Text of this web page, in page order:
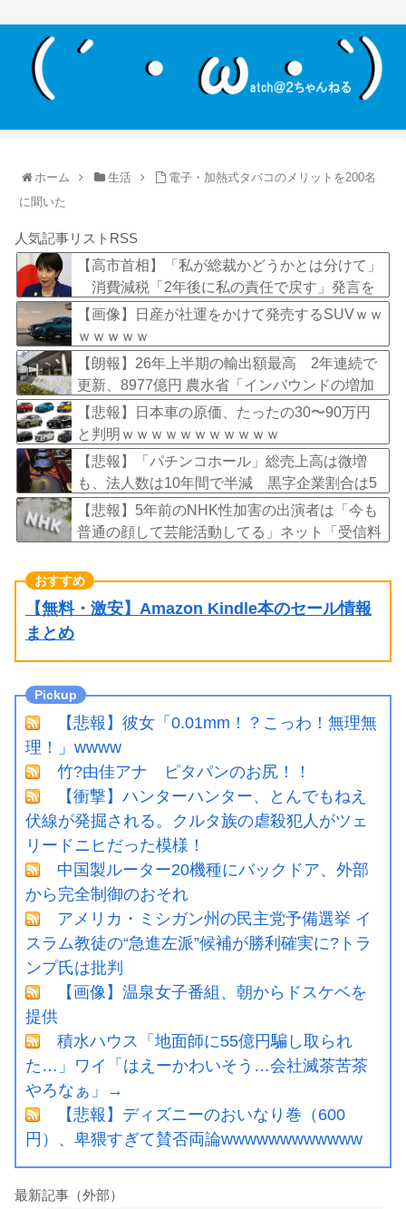
ホーム 生活
電子・加熱式タバコのメリットを200名
に聞いた
人気記事リストRSS
【高市首相】「私が総裁かどうかとは分けて」
消費減税「2年後に私の責任で戻す」発言を
説明
【画像】日産が社運をかけて発売するSUVｗｗ
ｗｗｗｗｗ
【朗報】26年上半期の輸出額最高 2年連続で
更新、8977億円 農水省「インバウンドの増加
に伴い、日本食の認知度が向上」
【悲報】日本車の原価、たったの30〜90万円
と判明ｗｗｗｗｗｗｗｗｗｗｗ
【悲報】「パチンコホール」総売上高は微増
も、法人数は10年間で半減 黒字企業割合は5
年ぶりに7割超え
【悲報】5年前のNHK性加害の出演者は「今も
普通の顔して芸能活動してる」ネット「受信料
【無料・激安】Amazon Kindle本のセール情報
まとめ
【悲報】彼女「0.01mm！？こっわ！無理無
理！」wwww
竹?由佳アナ ピタパンのお尻！！
【衝撃】ハンターハンター、とんでもねえ
伏線が発掘される。クルタ族の虐殺犯人がツェ
リードニヒだった模様！
中国製ルーター20機種にバックドア、外部
から完全制御のおそれ
アメリカ・ミシガン州の民主党予備選挙 イ
スラム教徒の“急進左派”候補が勝利確実に?トラ
ンプ氏は批判
【画像】温泉女子番組、朝からドスケベを
提供
積水ハウス「地面師に55億円騙し取られ
た…」ワイ「はえーかわいそう…会社滅茶苦茶
やろなぁ」→
【悲報】ディズニーのおいなり巻（600
円）、卑猥すぎて賛否両論wwwwwwwwwwww
最新記事（外部）